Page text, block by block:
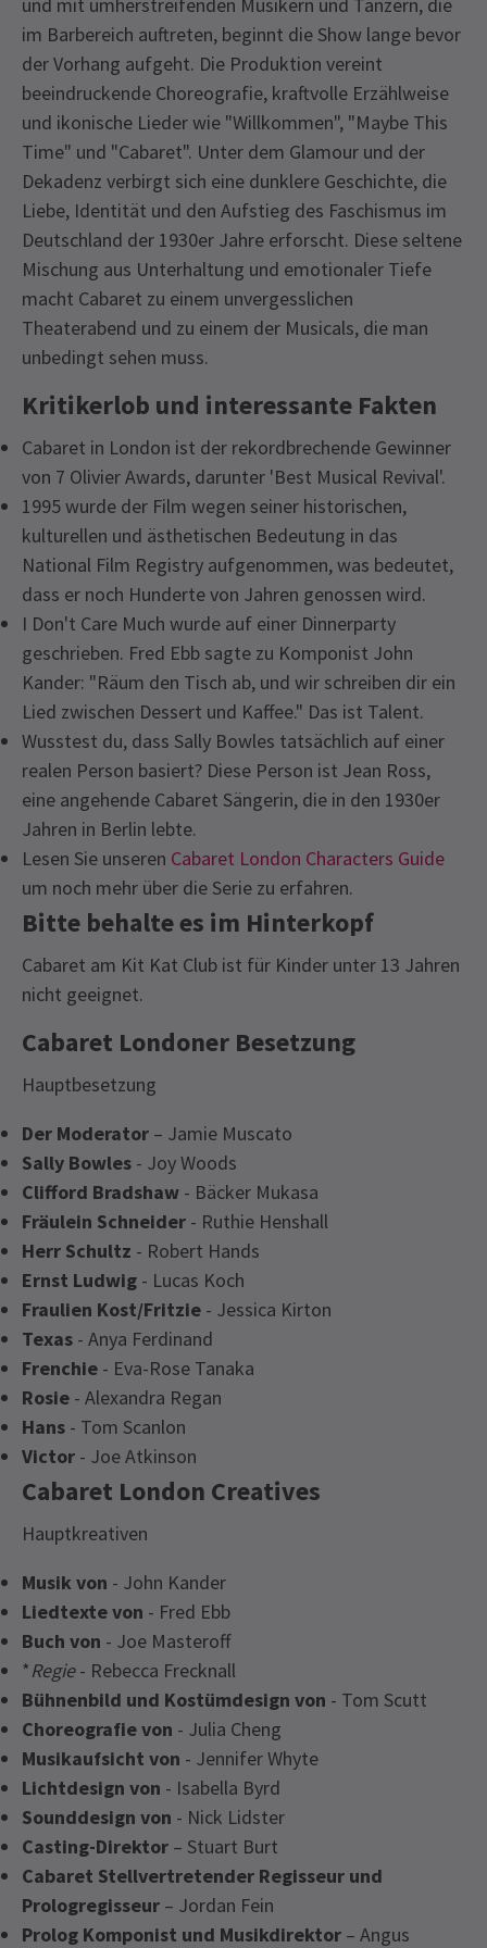
im Barbereich auftreten, beginnt die Show lange bevor
der Vorhang aufgeht. Die Produktion vereint
beeindruckende Choreografie, kraftvolle Erzählweise
und ikonische Lieder wie "Willkommen", "Maybe This
Time" und "Cabaret". Unter dem Glamour und der
Dekadenz verbirgt sich eine dunklere Geschichte, die
Liebe, Identität und den Aufstieg des Faschismus im
Deutschland der 1930er Jahre erforscht. Diese seltene
Mischung aus Unterhaltung und emotionaler Tiefe
macht Cabaret zu einem unvergesslichen
Theaterabend und zu einem der Musicals, die man
unbedingt sehen muss.
Kritikerlob und interessante Fakten
Cabaret in London ist der rekordbrechende Gewinner
von 7 Olivier Awards, darunter 'Best Musical Revival'.
1995 wurde der Film wegen seiner historischen,
kulturellen und ästhetischen Bedeutung in das
National Film Registry aufgenommen, was bedeutet,
dass er noch Hunderte von Jahren genossen wird.
I Don't Care Much wurde auf einer Dinnerparty
geschrieben. Fred Ebb sagte zu Komponist John
Kander: "Räum den Tisch ab, und wir schreiben dir ein
Lied zwischen Dessert und Kaffee." Das ist Talent.
Wusstest du, dass Sally Bowles tatsächlich auf einer
realen Person basiert? Diese Person ist Jean Ross,
eine angehende Cabaret Sängerin, die in den 1930er
Jahren in Berlin lebte.
Lesen Sie unseren Cabaret London Characters Guide
um noch mehr über die Serie zu erfahren.
Bitte behalte es im Hinterkopf
Cabaret am Kit Kat Club ist für Kinder unter 13 Jahren
nicht geeignet.
Cabaret Londoner Besetzung
Hauptbesetzung
Der Moderator – Jamie Muscato
Sally Bowles - Joy Woods
Clifford Bradshaw - Bäcker Mukasa
Fräulein Schneider - Ruthie Henshall
Herr Schultz - Robert Hands
Ernst Ludwig - Lucas Koch
Fraulien Kost/Fritzie - Jessica Kirton
Texas - Anya Ferdinand
Frenchie - Eva-Rose Tanaka
Rosie - Alexandra Regan
Hans - Tom Scanlon
Victor - Joe Atkinson
Cabaret London Creatives
Hauptkreativen
Musik von - John Kander
Liedtexte von - Fred Ebb
Buch von - Joe Masteroff
*Regie- Rebecca Frecknall
Bühnenbild und Kostümdesign von - Tom Scutt
Choreografie von - Julia Cheng
Musikaufsicht von - Jennifer Whyte
Lichtdesign von - Isabella Byrd
Sounddesign von - Nick Lidster
Casting-Direktor – Stuart Burt
Cabaret Stellvertretender Regisseur und
Prologregisseur – Jordan Fein
Prolog Komponist und Musikdirektor – Angus